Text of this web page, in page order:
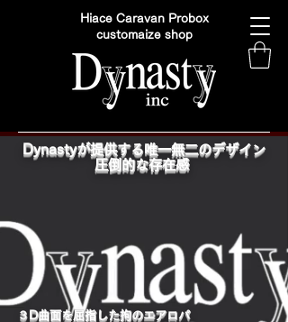
Hiace Caravan Probox
customaize shop
Dynastyが提供する唯一無二のデザイン
圧倒的な存在感
​３D曲面を屈指した拘のエアロパ